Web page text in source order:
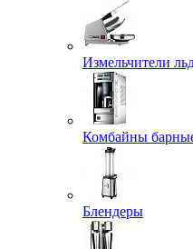
Измельчители
Комбайны
Блендеры